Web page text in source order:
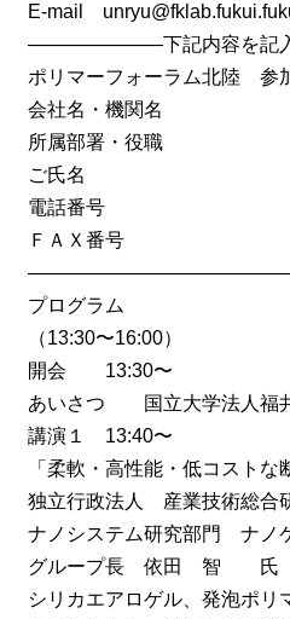
E-mail
———————下記内容を記入
ポリマーフォーラム北陸 参
会社名・機関名
所属部署・役職
ご氏名
電話番号
ＦＡＸ番号
プログラム
（13:30〜16:00）
開会 13:30〜
あいさつ 国立大学法人福
講演１ 13:40〜
「柔軟・高性能・低コスト
独立行政法人 産業技術総合
ナノシステム研究部門 ナノ
グループ長 依田 智 氏
シリカエアロゲル、発泡ポリ